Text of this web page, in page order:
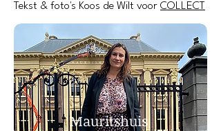
Tekst & foto's Koos de Wilt voor COLLECT
Mauritshuis